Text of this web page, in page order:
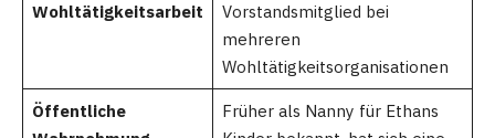
Wohltätigkeitsarbeit
Vorstandsmitglied bei
mehreren
Wohltätigkeitsorganisationen
Öffentliche
Früher als Nanny für Ethans